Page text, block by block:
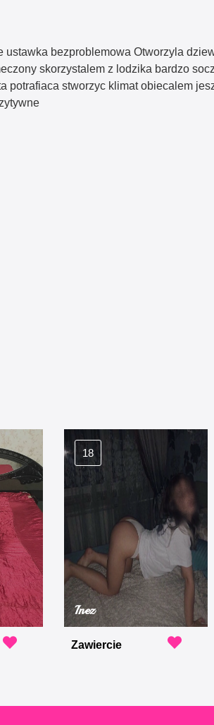
bezproblemowa Otworzyla
skorzystalem z lodzika bardzo
potrafiaca stworzyc klimat obiecalem
18
Inez
Zawiercie